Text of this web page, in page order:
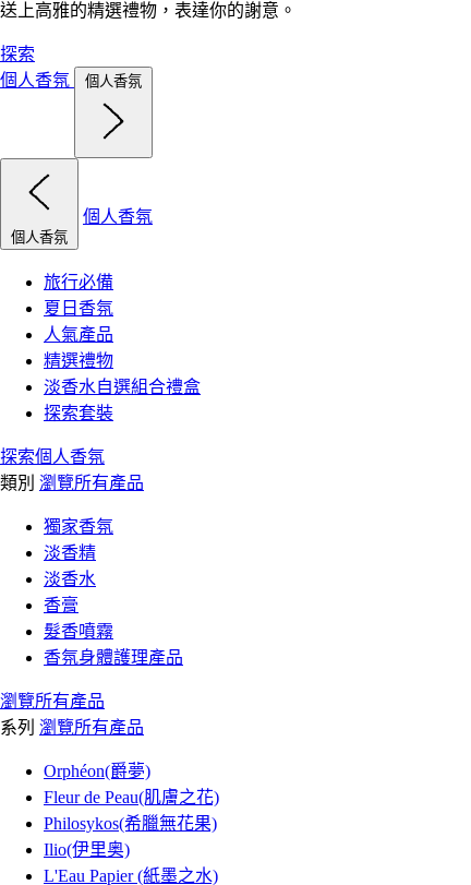
送上高雅的精選禮物，表達你的謝意。
探索
個人香氛
個人香氛
個人香氛
個人香氛
旅行必備
夏日香氛
人氣產品
精選禮物
淡香水自選組合禮盒
探索套裝
探索個人香氛
類別 瀏覽所有產品
獨家香氛
淡香精
淡香水
香膏
髮香噴霧
香氛身體護理產品
瀏覽所有產品
系列 瀏覽所有產品
Orphéon(爵夢)
Fleur de Peau(肌膚之花)
Philosykos(希臘無花果)
Ilio(伊里奥)
L'Eau Papier (紙墨之水)